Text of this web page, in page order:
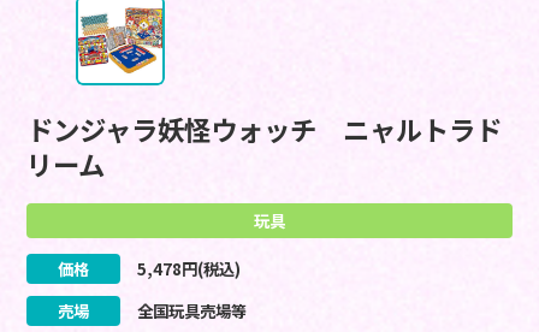
ドンジャラ妖怪ウォッチ ニャルトラド
リーム
玩具
価格 5,478円(税込)
売場
全国玩具売場等